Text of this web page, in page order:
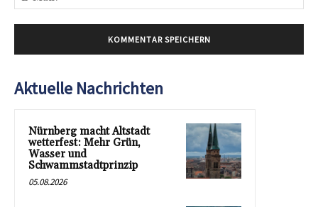
Aktuelle Nachrichten
Nürnberg macht Altstadt
wetterfest: Mehr Grün,
Wasser und
Schwammstadtprinzip
05.08.2026